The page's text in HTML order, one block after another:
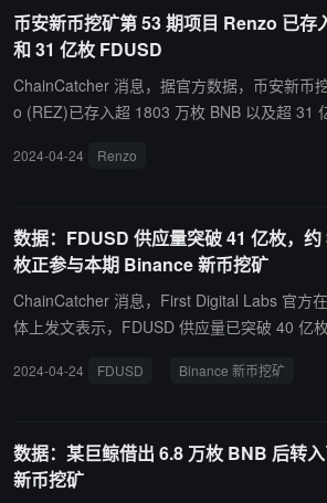
币安新币挖矿第 53 期项目 Renzo 已存
和 31 亿枚 FDUSD
ChainCatcher 消息，据官方数据，币安新币
o (REZ)已存入超 1803 万枚 BNB 以及超 31
4 月 30 日 20:00（北京时间）上线 REZ。
2024-04-24 Renzo
数据：FDUSD 供应量突破 41 亿枚，约
枚正参与本期 Binance 新币挖矿
ChainCatcher 消息，First Digital Labs 官方
体上发文表示，FDUSD 供应量已突破 40 亿枚。
2 亿枚，当前市值为 4,135,281,423 美元。另
2024-04-24 FDUSD Binance 新币挖矿
数据：某巨鲸借出 6.8 万枚 BNB 后转
新币挖矿